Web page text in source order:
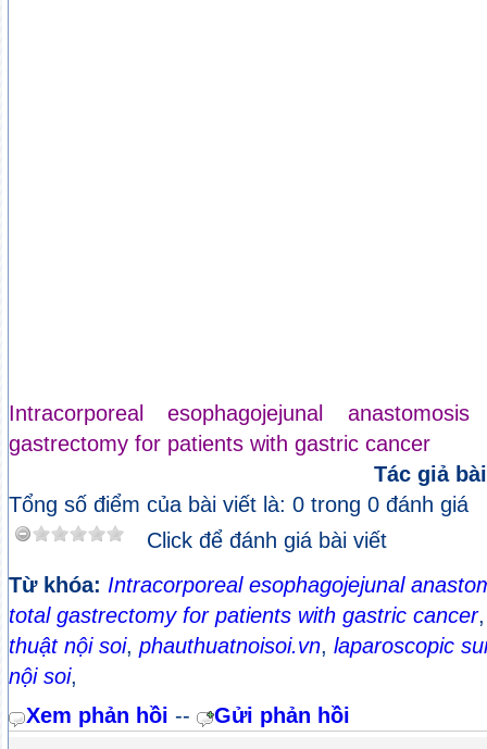
Intracorporeal esophagojejunal
gastrectomy for patients with gastric cancer
Tác giả
Tổng số điểm của bài viết là: 0 trong 0 đánh giá
Click để đánh giá bài viết
Từ khóa: Intracorporeal esophagojejunal
total gastrectomy for patients with gastric cancer
thuật nội soi, phauthuatnoisoi.vn, laparoscopic
nội soi,
Xem phản hồi --
Gửi phản hồi